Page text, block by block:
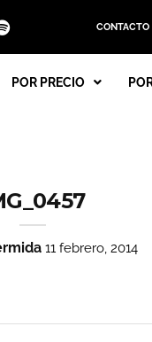
CONTACTO
POR PRECIO
11 febrero, 2014